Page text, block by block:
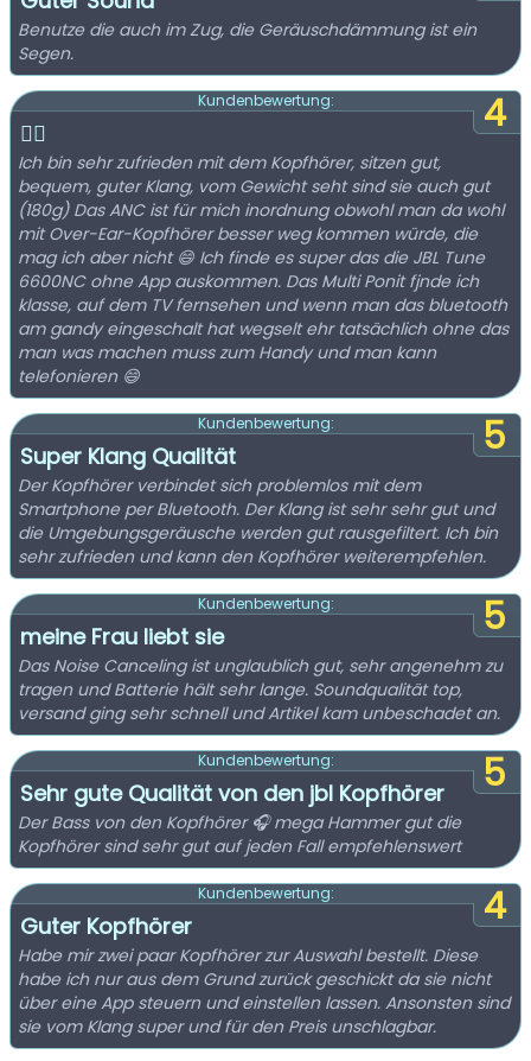
Benutze die auch im Zug, die Geräuschdämmung ist ein
Segen.
4
Kundenbewertung:
👍🏻
Ich bin sehr zufrieden mit dem Kopfhörer, sitzen gut,
bequem, guter Klang, vom Gewicht seht sind sie auch gut
(180g) Das ANC ist für mich inordnung obwohl man da wohl
mit Over-Ear-Kopfhörer besser weg kommen würde, die
mag ich aber nicht 😄 Ich finde es super das die JBL Tune
6600NC ohne App auskommen. Das Multi Ponit fjnde ich
klasse, auf dem TV fernsehen und wenn man das bluetooth
am gandy eingeschalt hat wegselt ehr tatsächlich ohne das
man was machen muss zum Handy und man kann
telefonieren 😄
5
Kundenbewertung:
Super Klang Qualität
Der Kopfhörer verbindet sich problemlos mit dem
Smartphone per Bluetooth. Der Klang ist sehr sehr gut und
die Umgebungsgeräusche werden gut rausgefiltert. Ich bin
sehr zufrieden und kann den Kopfhörer weiterempfehlen.
5
Kundenbewertung:
meine Frau liebt sie
Das Noise Canceling ist unglaublich gut, sehr angenehm zu
tragen und Batterie hält sehr lange. Soundqualität top,
versand ging sehr schnell und Artikel kam unbeschadet an.
5
Kundenbewertung:
Sehr gute Qualität von den jbl Kopfhörer
Der Bass von den Kopfhörer 🎧 mega Hammer gut die
Kopfhörer sind sehr gut auf jeden Fall empfehlenswert
4
Kundenbewertung:
Guter Kopfhörer
Habe mir zwei paar Kopfhörer zur Auswahl bestellt. Diese
habe ich nur aus dem Grund zurück geschickt da sie nicht
über eine App steuern und einstellen lassen. Ansonsten sind
sie vom Klang super und für den Preis unschlagbar.